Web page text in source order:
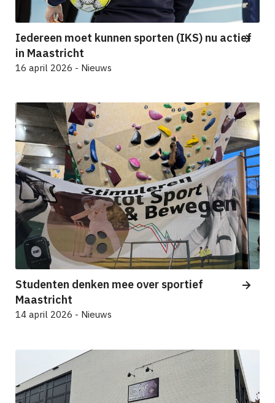
Iedereen moet kunnen sporten (IKS) nu actief
in Maastricht
16 april 2026 - Nieuws
Studenten denken mee over sportief
Maastricht
14 april 2026 - Nieuws